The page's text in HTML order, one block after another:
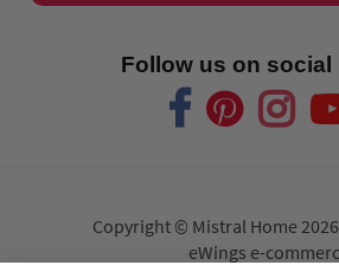
Follow us on social
Copyright © Mistral Home
eWings e-